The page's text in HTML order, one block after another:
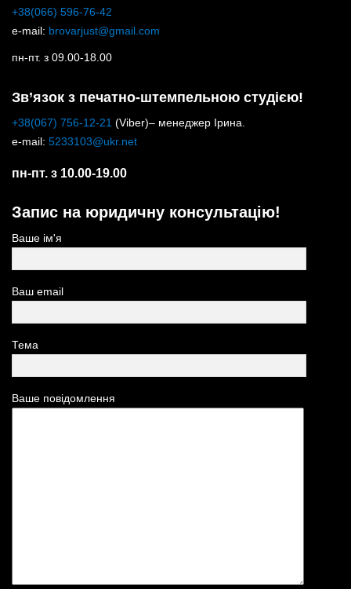
+38(066) 596-76-42
e-mail: brovarjust@gmail.com
пн-пт. з 09.00-18.00
Зв’язок з печатно-штемпельною студією!
+38(067) 756-12-21 (Viber)– менеджер Ірина.
e-mail: 5233103@ukr.net
пн-пт. з 10.00-19.00
Запис на юридичну консультацію!
Ваше ім'я
Ваш email
Тема
Ваше повідомлення